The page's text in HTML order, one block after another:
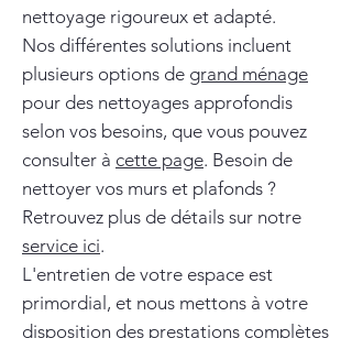
nettoyage rigoureux et adapté.
Nos différentes solutions incluent
plusieurs options de grand ménage
pour des nettoyages approfondis
selon vos besoins, que vous pouvez
consulter à cette page. Besoin de
nettoyer vos murs et plafonds ?
Retrouvez plus de détails sur notre
service ici.
L'entretien de votre espace est
primordial, et nous mettons à votre
disposition des prestations complètes